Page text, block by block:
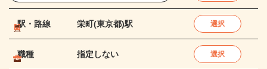
駅・路線 栄町(東京都)駅 選択
職種 指定しない 選択